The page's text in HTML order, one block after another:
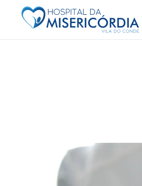
Saltar para o conteúdo principal